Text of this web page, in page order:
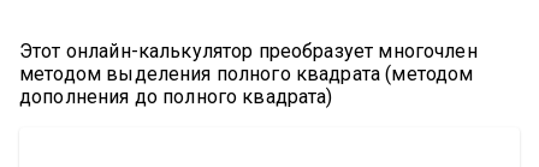
Этот онлайн-калькулятор преобразует многочлен
методом выделения полного квадрата (методом
дополнения до полного квадрата)